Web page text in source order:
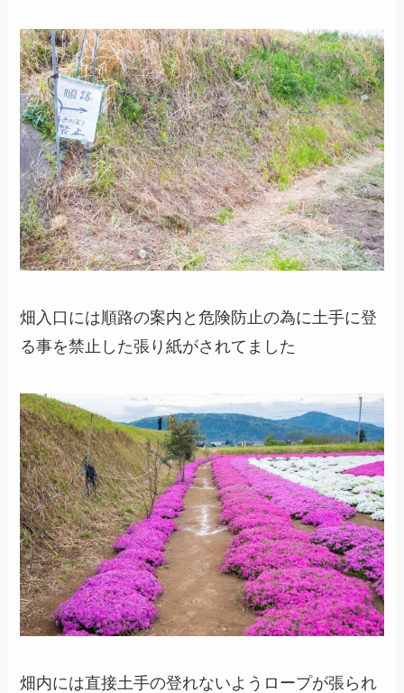
畑入口には順路の案内と危険防止の為に土手に登
る事を禁止した張り紙がされてました
畑内には直接土手の登れないようロープが張られ